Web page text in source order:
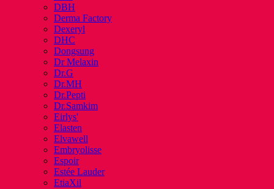
DBH
Derma Factory
Dexeryl
DHC
Dongsung
Dr Melaxin
Dr.G
Dr.MH
Dr.Pepti
Dr.Samkim
Eirlys'
Elasten
Elvawell
Embryolisse
Espoir
Estée Lauder
EtiaXil